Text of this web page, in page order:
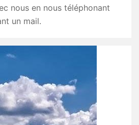
nous en nous téléphonant
un mail.